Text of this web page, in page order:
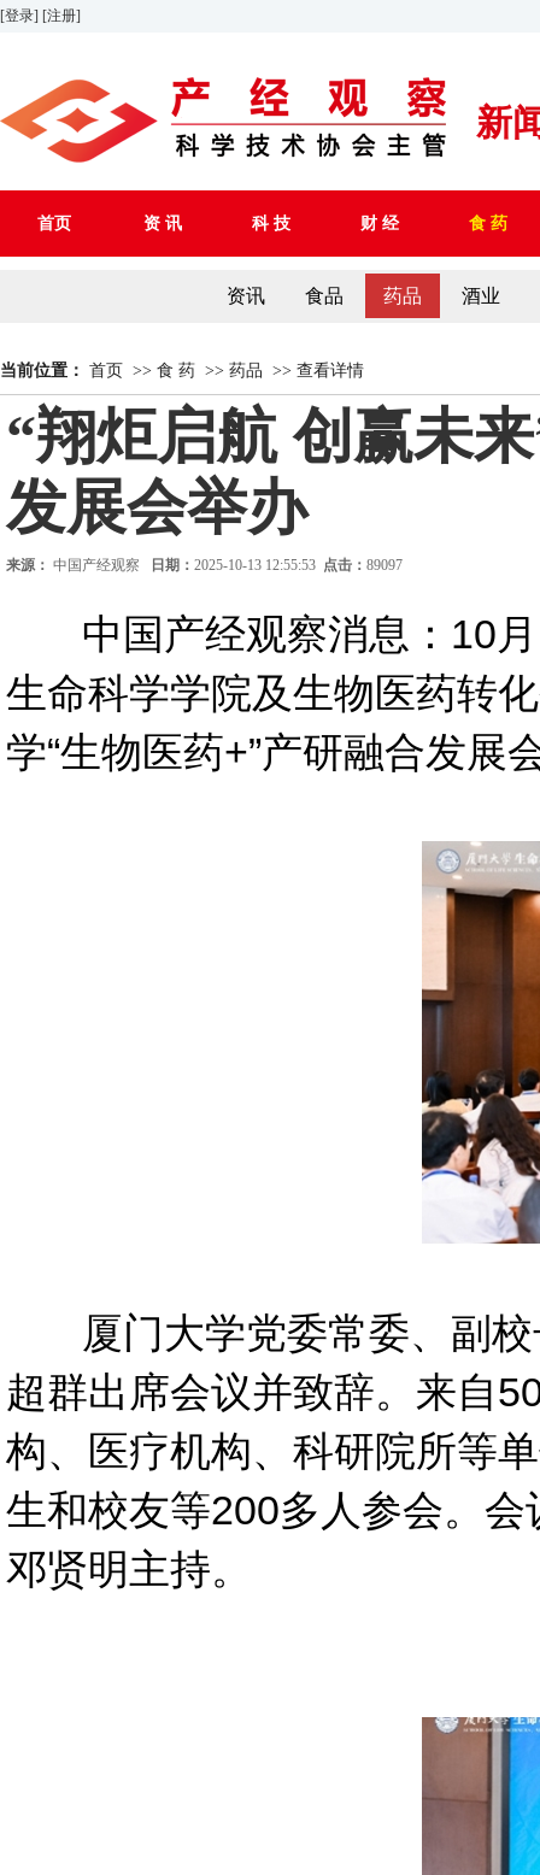
[登录] [注册]
新
首页 资 讯 科 技 财 经 食 药
资讯 食品 药品 酒业
当前位置： 首页 >> 食 药 >> 药品 >> 查看详情
“翔炬启航 创赢未
发展会举办
来源： 中国产经观察 日期： 2025-10-13 12:55:53 点击： 89097
中国产经观察消息：10月
生命科学学院及生物医药转
学“生物医药+”产研融合发
厦门大学党委常委、副校
超群出席会议并致辞。来自
构、医疗机构、科研院所等
生和校友等200多人参会。
邓贤明主持。